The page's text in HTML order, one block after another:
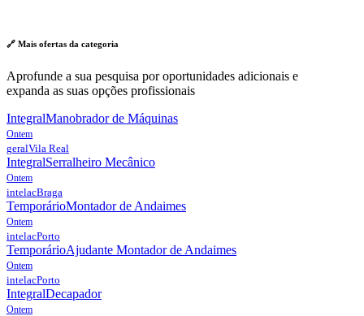
🔗 Mais ofertas da categoria
Aprofunde a sua pesquisa por oportunidades adicionais e
expanda as suas opções profissionais
IntegralManobrador de Máquinas
Ontem
geralVila Real
IntegralSerralheiro Mecânico
Ontem
intelacBraga
TemporárioMontador de Andaimes
Ontem
intelacPorto
TemporárioAjudante Montador de Andaimes
Ontem
intelacPorto
IntegralDecapador
Ontem